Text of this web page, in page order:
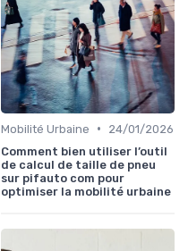
Mobilité Urbaine •
24/01/2026
Comment bien utiliser l’outil
de calcul de taille de pneu
sur pifauto com pour
optimiser la mobilité urbaine